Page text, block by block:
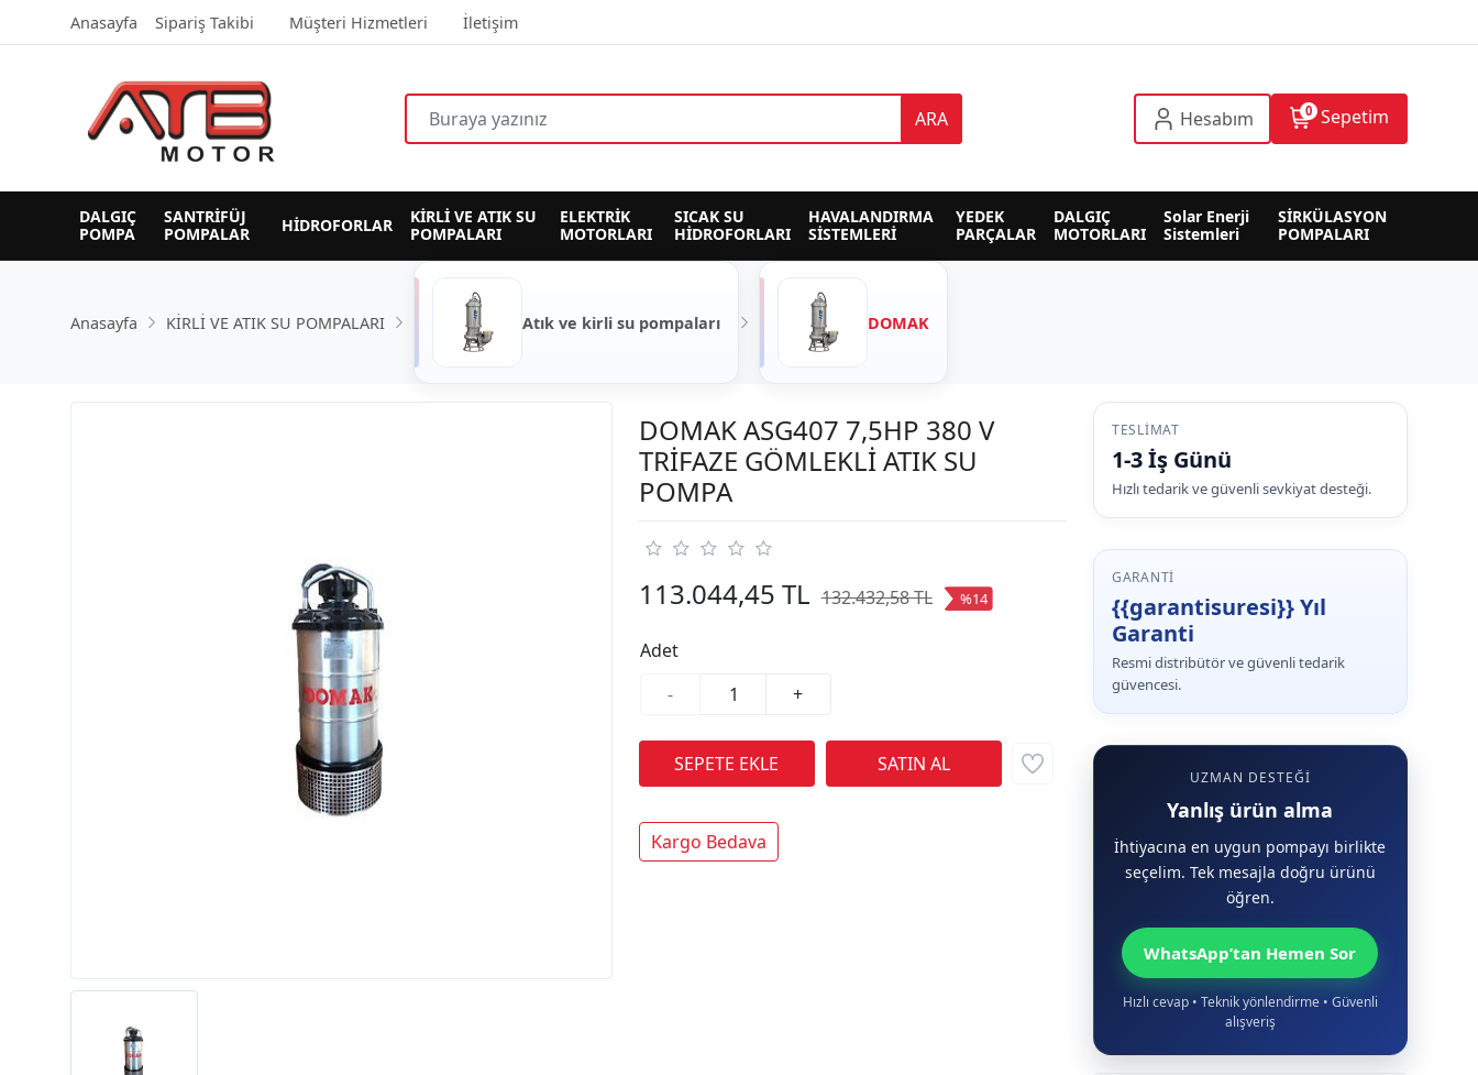
Anasayfa Sipariş Takibi Müşteri Hizmetleri İletişim
ARA Hesabım 0 Sepetim
DALGIÇ
POMPA
SANTRİFÜJ
POMPALAR
HİDROFORLAR
KİRLİ VE ATIK SU
POMPALARI
ELEKTRİK
MOTORLARI
SICAK SU
HİDROFORLARI
HAVALANDIRMA
SİSTEMLERİ
YEDEK
PARÇALAR
DALGIÇ
MOTORLARI
Solar Enerji
Sistemleri
SİRKÜLASYON
POMPALARI
Anasayfa KİRLİ VE ATIK SU POMPALARI Atık ve kirli su pompaları DOMAK
DOMAK ASG407 7,5HP 380 V
TRİFAZE GÖMLEKLİ ATIK SU
POMPA
113.044,45 TL 132.432,58 TL %14
Adet
-
+
Kargo Bedava
TESLIMAT
1-3 İş Günü
Hızlı tedarik ve güvenli sevkiyat desteği.
GARANTI
{{garantisuresi}} Yıl
Garanti
Resmi distribütör ve güvenli tedarik
güvencesi.
UZMAN DESTEĞI
Yanlış ürün alma
İhtiyacına en uygun pompayı birlikte
seçelim. Tek mesajla doğru ürünü
öğren.
WhatsApp’tan Hemen Sor
Hızlı cevap • Teknik yönlendirme • Güvenli
alışveriş